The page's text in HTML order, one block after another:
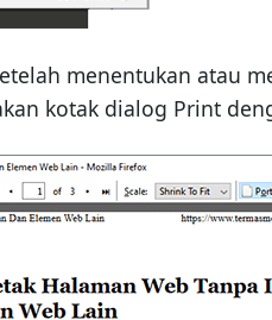
menentukan atau
kotak dialog Print